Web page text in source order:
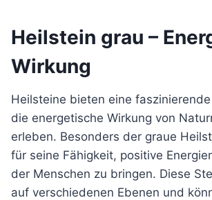
Heilstein grau –
Wirkung
Heilsteine bieten eine
die energetische Wirkung von
erleben. Besonders der graue
für seine Fähigkeit, positive
der Menschen zu bringen. Diese
auf verschiedenen Ebenen und